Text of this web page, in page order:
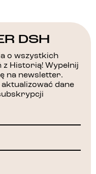
DSH
o wszystkich
Historią! Wypełnij
na newsletter.
aktualizować dane